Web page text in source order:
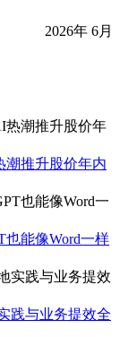
2026年 6月
潮推升股价年内
也能像Word一样
践与业务提效全